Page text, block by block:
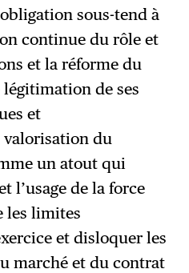
sous-tend à
continue du rôle et
et la réforme du
de ses
et
du
un atout qui
l’usage de la force
les limites
et disloquer les
marché et du contrat